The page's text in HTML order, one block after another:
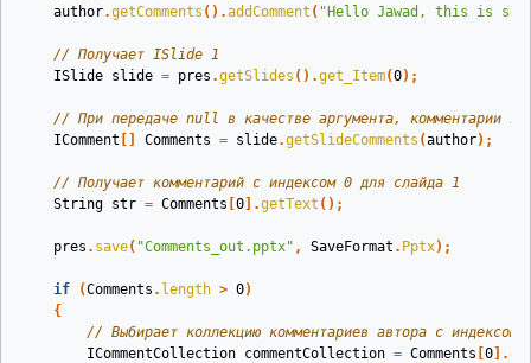
author.getComments ().addComment ( "Hello Jawad, this is
// Получает ISlide 1
ISlide slide = pres .getSlides ().get_Item(0);
// При передаче null в качестве аргумента, комментарии
IComment
Comments = slide.getSlideComments (author);
// Получает комментарий с индексом 0 для слайда 1
String str = Comments 0 ].getText ();
pres . save( "Comments_out.pptx" , SaveFormat . Pptx);
if (Comments . length > 0)
{
// Выбирает коллекцию комментариев автора с индексом
ICommentCollection commentCollection = Comments 0 ].